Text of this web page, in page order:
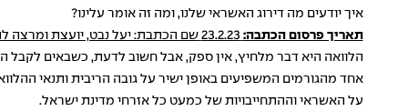
איך יודעים מה דירוג האשראי שלנו, ומה זה אומר עלינו?
תאריך פרסום הכתבה:
שם הכתבת: יעל נבט, יועצת ומרצה
הלוואה היא דבר מלחיץ, אין ספק, אבל חשוב לדעת, כשבאים לקבל
אחד מהגורמים המשפיעים באופן ישיר על גובה הריבית ותנאי ההלוואה
על האשראי וההתחייבויות של כמעט כל אזרחי מדינת ישראל.